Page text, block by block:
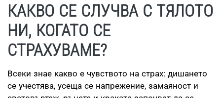
КАКВО СЕ СЛУЧВА С ТЯЛОТО
НИ, КОГАТО СЕ
СТРАХУВАМЕ?
Всеки знае какво е чувството на страх: дишането
се учестява, усеща се напрежение, замаяност и